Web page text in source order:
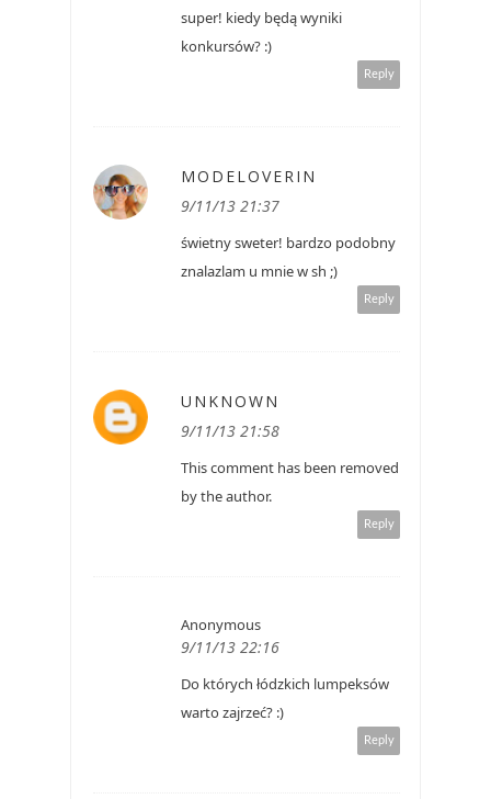
super! kiedy będą wyniki
konkursów? :)
Reply
MODELOVERIN
9/11/13 21:37
świetny sweter! bardzo podobny
znalazlam u mnie w sh ;)
Reply
UNKNOWN
9/11/13 21:58
This comment has been removed
by the author.
Reply
Anonymous
9/11/13 22:16
Do których łódzkich lumpeksów
warto zajrzeć? :)
Reply